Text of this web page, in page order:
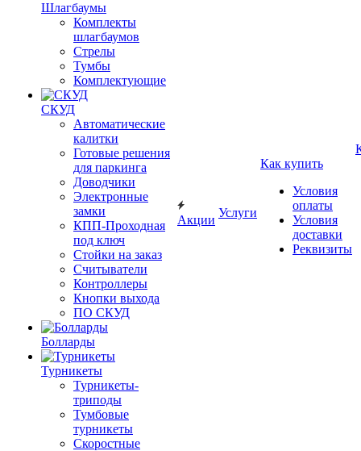
Шлагбаумы
Комплекты
шлагбаумов
Стрелы
Тумбы
Комплектующие
СКУД
Автоматические
калитки
Готовые решения
для паркинга
Доводчики
Электронные
замки
КПП-Проходная
под ключ
Стойки на заказ
Считыватели
Контроллеры
Кнопки выхода
ПО СКУД
Болларды
Турникеты
Турникеты-
триподы
Тумбовые
турникеты
Скоростные
Акции
Услуги
Как купить
Условия
оплаты
Условия
доставки
Реквизиты